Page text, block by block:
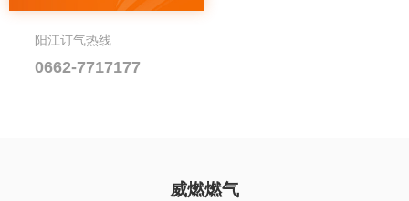
阳江订气热线
0662-7717177
威燃燃气